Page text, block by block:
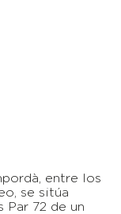
entre los
se sitúa
Par 72 de un